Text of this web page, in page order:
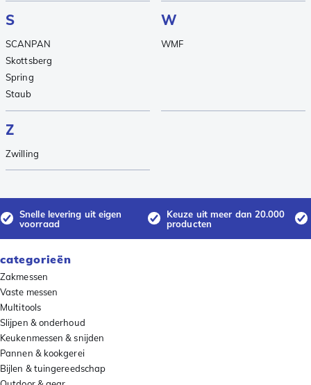
S
SCANPAN
Skottsberg
Spring
Staub
W
WMF
Z
Zwilling
Snelle levering uit eigen
voorraad
Keuze uit meer dan 20.000
producten
categorieën
Zakmessen
Vaste messen
Multitools
Slijpen & onderhoud
Keukenmessen & snijden
Pannen & kookgerei
Bijlen & tuingereedschap